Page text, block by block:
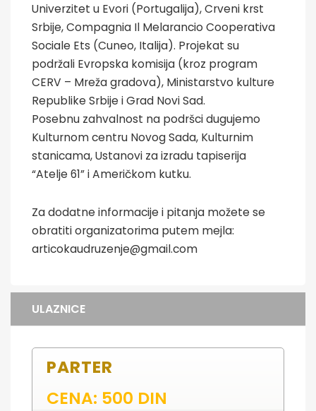
Univerzitet u Evori (Portugalija), Crveni krst
Srbije, Compagnia Il Melarancio Cooperativa
Sociale Ets (Cuneo, Italija). Projekat su
podržali Evropska komisija (kroz program
CERV – Mreža gradova), Ministarstvo kulture
Republike Srbije i Grad Novi Sad.
Posebnu zahvalnost na podršci dugujemo
Kulturnom centru Novog Sada, Kulturnim
stanicama, Ustanovi za izradu tapiserija
“Atelje 61” i Američkom kutku.
Za dodatne informacije i pitanja možete se
obratiti organizatorima putem mejla:
articokaudruzenje@gmail.com
ULAZNICE
PARTER
CENA: 500 DIN